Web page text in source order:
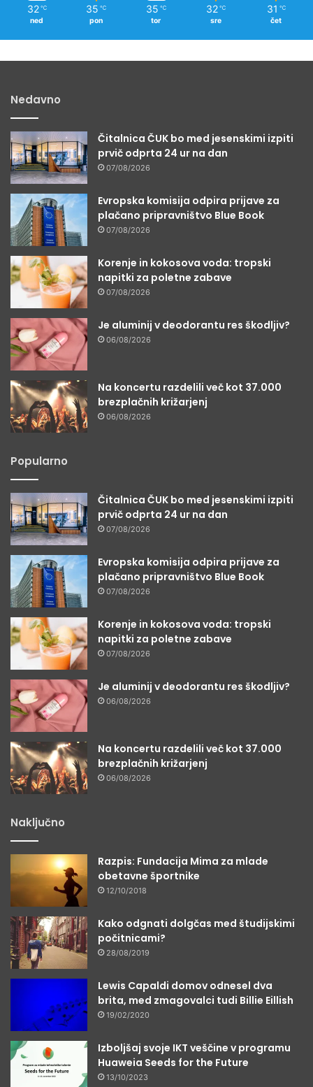
32 ℃
ned
35 ℃
pon
35 ℃
tor
32 ℃
sre
31 ℃
čet
Nedavno
Čitalnica ČUK bo med jesenskimi izpiti
prvič odprta 24 ur na dan
07/08/2026
Evropska komisija odpira prijave za
plačano pripravništvo Blue Book
07/08/2026
Korenje in kokosova voda: tropski
napitki za poletne zabave
07/08/2026
Je aluminij v deodorantu res škodljiv?
06/08/2026
Na koncertu razdelili več kot 37.000
brezplačnih križarjenj
06/08/2026
Popularno
Čitalnica ČUK bo med jesenskimi izpiti
prvič odprta 24 ur na dan
07/08/2026
Evropska komisija odpira prijave za
plačano pripravništvo Blue Book
07/08/2026
Korenje in kokosova voda: tropski
napitki za poletne zabave
07/08/2026
Je aluminij v deodorantu res škodljiv?
06/08/2026
Na koncertu razdelili več kot 37.000
brezplačnih križarjenj
06/08/2026
Naključno
Razpis: Fundacija Mima za mlade
obetavne športnike
12/10/2018
Kako odgnati dolgčas med študijskimi
počitnicami?
28/08/2019
Lewis Capaldi domov odnesel dva
brita, med zmagovalci tudi Billie Eillish
19/02/2020
Izboljšaj svoje IKT veščine v programu
Huaweia Seeds for the Future
13/10/2023